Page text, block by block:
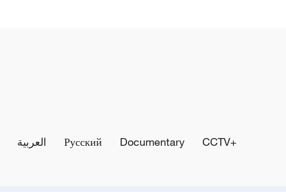
العربية Русский Documentary CCTV+